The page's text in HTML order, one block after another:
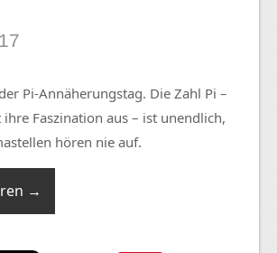
Pi-Annäherungstag. Die Zahl Pi –
Faszination aus – ist unendlich,
hören nie auf.
→